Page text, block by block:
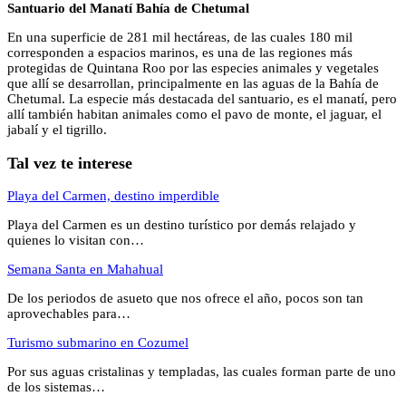
Santuario del Manatí Bahía de Chetumal
En una superficie de 281 mil hectáreas, de las cuales 180 mil
corresponden a espacios marinos, es una de las regiones más
protegidas de Quintana Roo por las especies animales y vegetales
que allí se desarrollan, principalmente en las aguas de la Bahía de
Chetumal. La especie más destacada del santuario, es el manatí, pero
allí también habitan animales como el pavo de monte, el jaguar, el
jabalí y el tigrillo.
Tal vez te interese
Playa del Carmen, destino imperdible
Playa del Carmen es un destino turístico por demás relajado y
quienes lo visitan con…
Semana Santa en Mahahual
De los periodos de asueto que nos ofrece el año, pocos son tan
aprovechables para…
Turismo submarino en Cozumel
Por sus aguas cristalinas y templadas, las cuales forman parte de uno
de los sistemas…